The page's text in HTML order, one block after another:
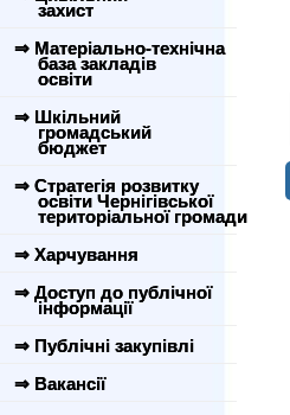
захист
⇒ Матеріально-технічна
база закладів
освіти
⇒ Шкільний
громадський
бюджет
⇒ Стратегія розвитку
освіти Чернігівської
територіальної громади
⇒ Харчування
⇒ Доступ до публічної
інформації
⇒ Публічні закупівлі
⇒ Вакансії